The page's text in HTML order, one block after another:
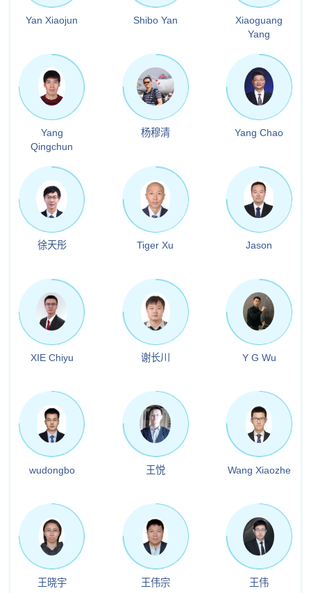
Yan Xiaojun Shibo Yan
Xiaoguang
Yang
Yang
Qingchun
杨穆清 Yang Chao
徐天彤 Tiger Xu Jason
XIE Chiyu 谢长川 Y G Wu
wudongbo 王悦 Wang Xiaozhe
王晓宇 王伟宗 王伟